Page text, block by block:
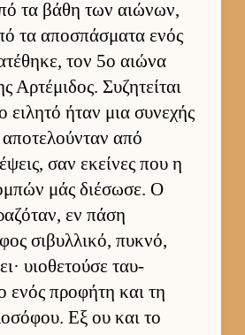
τα βάθη των αιώνων,
τα αποσπάσματα ενός
τον 5ο αιώνα
Αρ­τέμιδος. Συζητεί­ται
ήταν μια συνεχής
από
σαν εκεί­νες που η
μάς διέσωσε. Ο
εν πάση
σιβυλ­λικό, πυκνό,
υιο­θετούσε ταυ­
ενός προφήτη και τη
Εξ ου και το